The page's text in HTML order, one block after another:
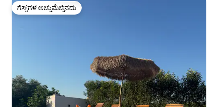
ಗೆಸ್ಟ್‌ಗಳ ಅಚ್ಚುಮೆಚ್ಚಿನದು
ಗೆಸ್ಟ್‌ಗಳ ಅಚ್ಚುಮೆಚ್ಚಿನದು